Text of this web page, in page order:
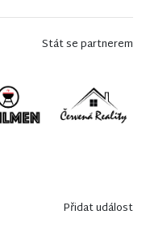
Stát se partnerem
Přidat událost